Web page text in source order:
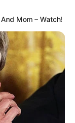
Mom – Watch!